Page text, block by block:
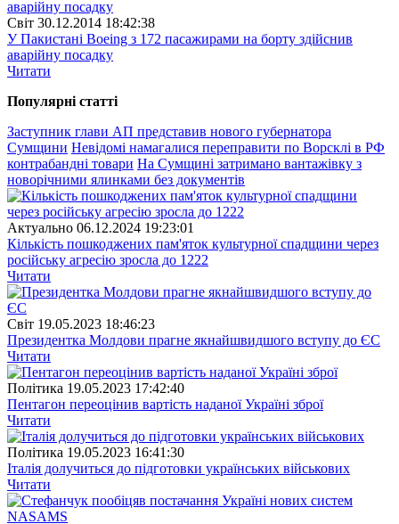
Свiт 30.12.2014 18:42:38
У Пакистані Boeing з 172 пасажирами на борту здійснив
аварійну посадку
Читати
Популярнi статтi
Заступник глави АП представив нового губернатора
Сумщини Невідомі намагалися переправити по Ворсклі в РФ
контрабандні товари На Сумщині затримано вантажівку з
новорічними ялинками без документів
Актуально 06.12.2024 19:23:01
Кількість пошкоджених пам'яток культурної спадщини через
російську агресію зросла до 1222
Читати
Свiт 19.05.2023 18:46:23
Президентка Молдови прагне якнайшвидшого вступу до ЄС
Читати
Полiтика 19.05.2023 17:42:40
Пентагон переоцінив вартість наданої Україні зброї
Читати
Полiтика 19.05.2023 16:41:30
Італія долучиться до підготовки українських військових
Читати